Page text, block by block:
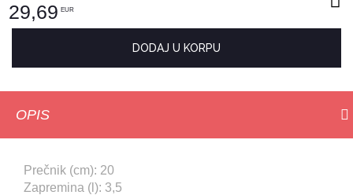
29,69 EUR
DODAJ U KORPU
OPIS
Prečnik (cm): 20
Zapremina (l): 3,5